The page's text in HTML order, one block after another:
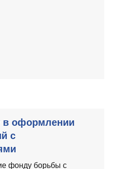
оформлении
с
фонду борьбы с